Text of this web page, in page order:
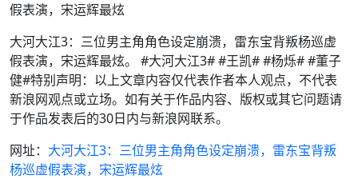
假表演，宋运辉最炫
大河大江3：三位男主角角色设定崩溃，雷东宝背叛杨巡虚
假表演，宋运辉最炫。 #大河大江3# #王凯# #杨烁# #董子
健#特别声明：以上文章内容仅代表作者本人观点，不代表
新浪网观点或立场。如有关于作品内容、版权或其它问题请
于作品发表后的30日内与新浪网联系。
网址： 大河大江3：三位男主角角色设定崩溃，雷东宝背叛
杨巡虚假表演，宋运辉最炫